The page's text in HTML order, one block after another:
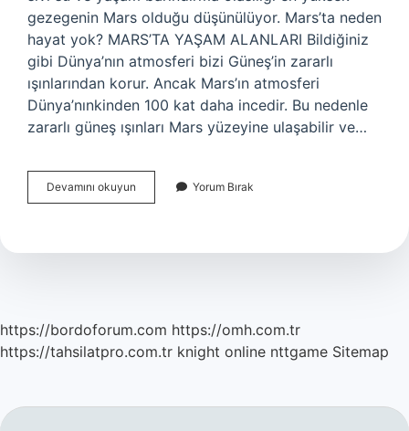
gezegenin Mars olduğu düşünülüyor. Mars’ta neden
hayat yok? MARS’TA YAŞAM ALANLARI Bildiğiniz
gibi Dünya’nın atmosferi bizi Güneş’in zararlı
ışınlarından korur. Ancak Mars’ın atmosferi
Dünya’nınkinden 100 kat daha incedir. Bu nedenle
zararlı güneş ışınları Mars yüzeyine ulaşabilir ve…
Devamını okuyun
Yaşantı
Yorum Bırak
https://bordoforum.com https://omh.com.tr
https://tahsilatpro.com.tr knight online nttgame Sitemap